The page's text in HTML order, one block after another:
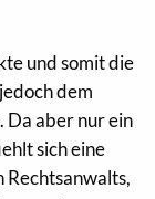
und somit die
dem
Da aber nur ein
sich eine
Rechtsanwalts,